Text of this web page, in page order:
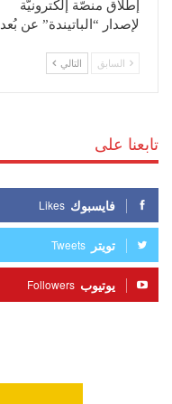
إطلاق منصّة إلكترونيّة
لإصدار “الباتيندة” عن بُعد
السابق التالي
تابعنا على
فايسبوك Likes
تويتر Tweets
يوتيوب Followers